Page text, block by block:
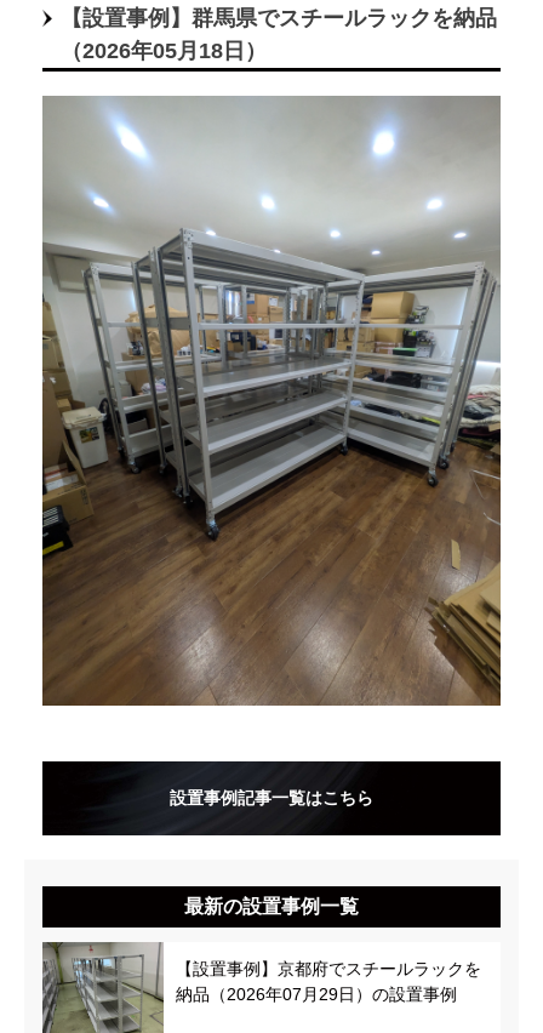
【設置事例】群馬県でスチールラックを納品
（2026年05月18日）
設置事例記事一覧はこちら
最新の設置事例一覧
【設置事例】京都府でスチールラックを
納品（2026年07月29日）の設置事例